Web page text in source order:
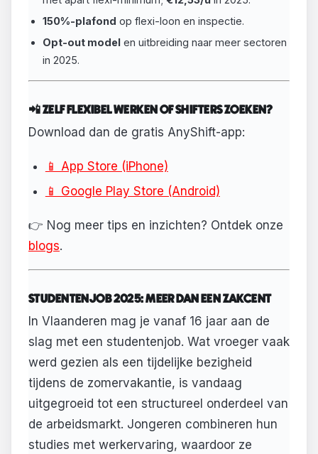
150%-plafond op flexi-loon en inspectie.
Opt-out model en uitbreiding naar meer sectoren
in 2025.
📲 ZELF FLEXIBEL WERKEN OF SHIFTERS ZOEKEN?
Download dan de gratis AnyShift-app:
📱 App Store (iPhone)
📱 Google Play Store (Android)
👉 Nog meer tips en inzichten? Ontdek onze
blogs.
STUDENTENJOB 2025: MEER DAN EEN ZAKCENT
In Vlaanderen mag je vanaf 16 jaar aan de
slag met een studentenjob. Wat vroeger vaak
werd gezien als een tijdelijke bezigheid
tijdens de zomervakantie, is vandaag
uitgegroeid tot een structureel onderdeel van
de arbeidsmarkt. Jongeren combineren hun
studies met werkervaring, waardoor ze